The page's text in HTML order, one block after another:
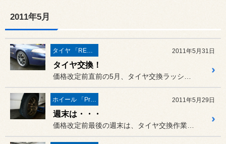
2011年5月
タイヤ 「REGNO」 2011年5月31日
タイヤ交換！
ホイール 「Prodrive」 2011年5月29日
週末は・・・